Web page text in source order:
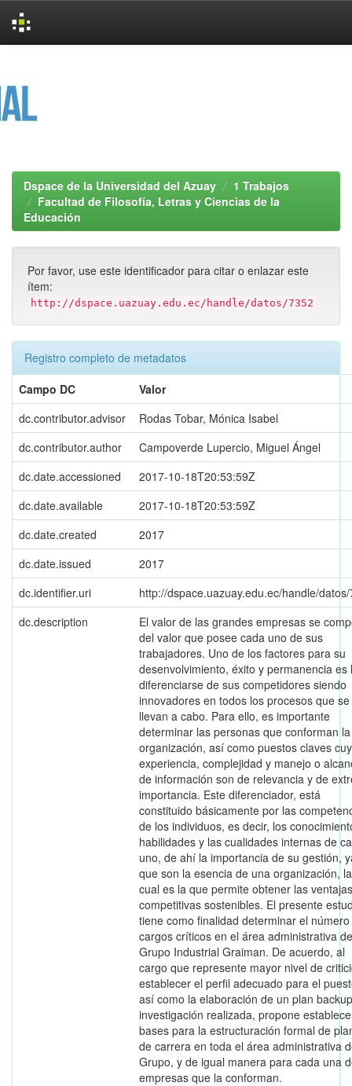
Dspace de la Universidad del Azuay
1 Trabajos
Facultad de Filosofía, Letras y Ciencias de la
Educación
Por favor, use este identificador para citar o enlazar este
ítem:
http://dspace.uazuay.edu.ec/handle/datos/7352
Registro completo de metadatos
Campo DC
Valor
dc.contributor.advisor
Rodas Tobar, Mónica Isabel
dc.contributor.author
Campoverde Lupercio, Miguel Ángel
dc.date.accessioned
2017-10-18T20:53:59Z
dc.date.available
2017-10-18T20:53:59Z
dc.date.created
2017
dc.date.issued
2017
dc.identifier.uri
http://dspace.uazuay.edu.ec/handle/
dc.description
El valor de las grandes empresas se
del valor que posee cada uno de sus
trabajadores. Uno de los factores para su
desenvolvimiento, éxito y permanencia es
diferenciarse de sus competidores siendo
innovadores en todos los procesos que se
llevan a cabo. Para ello, es importante
determinar las personas que conforman la
organización, así como puestos claves
experiencia, complejidad y manejo o
de información son de relevancia y de
importancia. Este diferenciador, está
constituido básicamente por las
de los individuos, es decir, los
habilidades y las cualidades internas de
uno, de ahí la importancia de su gestión,
que son la esencia de una organización, la
cual es la que permite obtener las ventajas
competitivas sostenibles. El presente
tiene como finalidad determinar el
cargos críticos en el área administrativa
Grupo Industrial Graiman. De acuerdo, al
cargo que represente mayor nivel de
establecer el perfil adecuado para el
así como la elaboración de un plan
investigación realizada, propone
bases para la estructuración formal de
de carrera en toda el área administrativa
Grupo, y de igual manera para cada una
empresas que la conforman.